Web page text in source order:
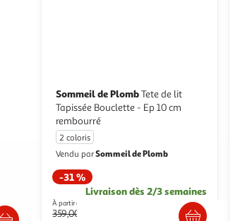
Sommeil de PlombTete de lit
Tapissée Bouclette - Ep 10 cm
rembourré
2 coloris
Vendu parSommeil de Plomb
-31 %
Livraison dès 2/3 semaines
À partir de
359,00€